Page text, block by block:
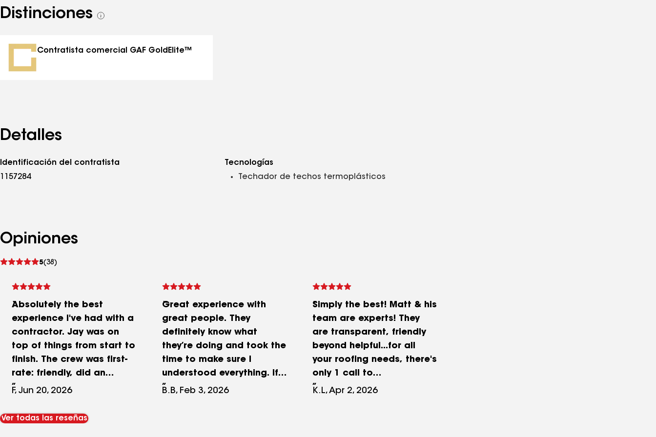
Distinciones
Ver
distinciones
Contratista comercial GAF GoldElite™
Detalles
Identificación del contratista
1157284
Tecnologías
Techador de techos termoplásticos
Opiniones
5(38)
Ver
Absolutely the best
experience I've had with a
contractor. Jay was on
top of things from start to
finish. The crew was first-
rate: friendly, did an
excellent job, and put in a
done. I couldn't be
F, Jun 20, 2026
Great experience with
great people. They
definitely know what
they’re doing and took the
time to make sure I
understood everything. If
someone were to ask me
B.B, Feb 3, 2026
Simply the best! Matt & his
team are experts! They
are transparent, friendly
beyond helpful...for all
your roofing needs, there's
only 1 call to
make...Elevate!
K.L, Apr 2, 2026
Ver todas las reseñas